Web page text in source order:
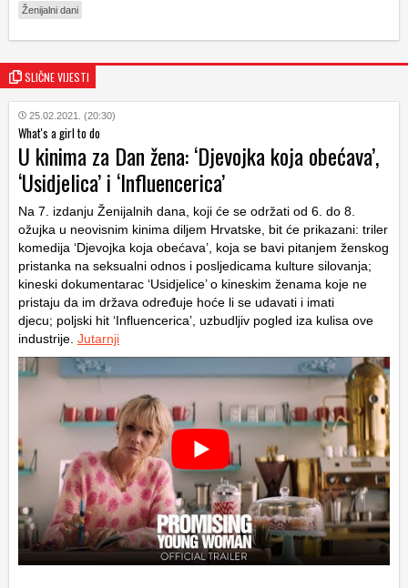
Ženijalni dani
SLIČNE VIJESTI
25.02.2021. (20:30)
What's a girl to do
U kinima za Dan žena: ‘Djevojka koja obećava’,
‘Usidjelica’ i ‘Influencerica’
Na 7. izdanju Ženijalnih dana, koji će se održati od 6. do 8.
ožujka u neovisnim kinima diljem Hrvatske, bit će prikazani: triler
komedija ‘Djevojka koja obećava’, koja se bavi pitanjem ženskog
pristanka na seksualni odnos i posljedicama kulture silovanja;
kineski dokumentarac ‘Usidjelice’ o kineskim ženama koje ne
pristaju da im država određuje hoće li se udavati i imati
djecu; poljski hit ‘Influencerica’, uzbudljiv pogled iza kulisa ove
industrije. Jutarnji